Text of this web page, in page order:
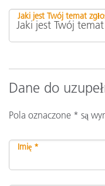
Jaki jest Twój temat
Dane do
Pola oznaczone * są
Imię *